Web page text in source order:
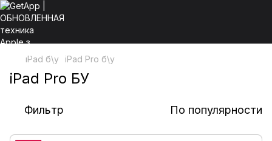
iPad б\у iPad Pro б\у
iPad Pro БУ
Фильтр По популярности